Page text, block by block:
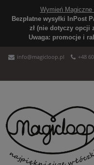
Wymień Magiczne
Bezpłatne wysyłki InPost
zł (nie dotyczy opcji
Uwaga: promocje i
info@magicloop.pl +48